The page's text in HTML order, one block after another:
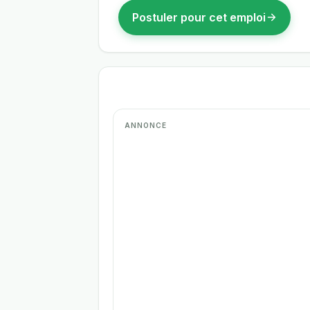
Postuler pour cet emploi